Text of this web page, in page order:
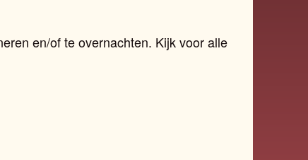
en/of te overnachten. Kijk voor alle